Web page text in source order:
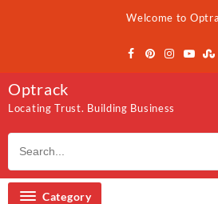
Welcome to
Optrack
Locating Trust. Building Business
Category